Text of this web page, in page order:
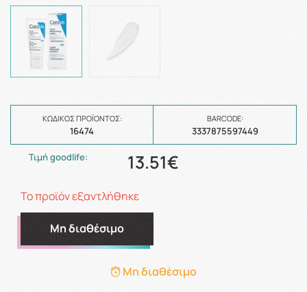
ΚΩΔΙΚΌΣ ΠΡΟΪΌΝΤΟΣ:
16474
BARCODE:
3337875597449
Τιμή goodlife: 13.51€
Το προϊόν εξαντλήθηκε
Μη διαθέσιμο
Μη διαθέσιμο